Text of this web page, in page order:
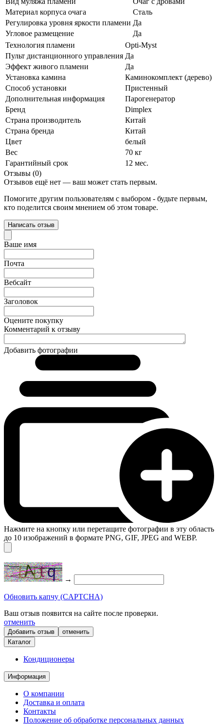
Материал корпуса очага
Сталь
Регулировка уровня яркости пламени Да
Угловое размещение
Да
Технология пламени
Opti-Myst
Пульт дистанционного управления Да
Эффект живого пламени
Да
Установка камина
Каминокомплект (дерево)
Способ установки
Пристенный
Дополнительная информация
Парогенератор
Бренд
Dimplex
Страна производитель
Китай
Страна бренда
Китай
Цвет
белый
Вес
70 кг
Гарантийный срок
12 мес.
Отзывы (0)
Отзывов ещё нет — ваш может стать первым.
Помогите другим пользователям с выбором - будьте первым,
кто поделится своим мнением об этом товаре.
Написать отзыв
Ваше имя
Почта
Вебсайт
Заголовок
Оцените покупку
Комментарий к отзыву
Добавить фотографии
Нажмите на кнопку или перетащите фотографии в эту область
до 10 изображений в формате PNG, GIF, JPEG and WEBP.
→
Обновить капчу (CAPTCHA)
Ваш отзыв появится на сайте после проверки.
отменить
отменить
Каталог
Кондиционеры
Информация
О компании
Доставка и оплата
Контакты
Положение об обработке персональных данных